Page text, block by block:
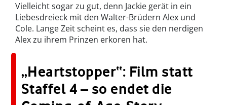
Vielleicht sogar zu gut, denn Jackie gerät in ein
Liebesdreieck mit den Walter-Brüdern Alex und
Cole. Lange Zeit scheint es, dass sie den nerdigen
Alex zu ihrem Prinzen erkoren hat.
„Heartstopper“: Film statt
Staffel 4 – so endet die